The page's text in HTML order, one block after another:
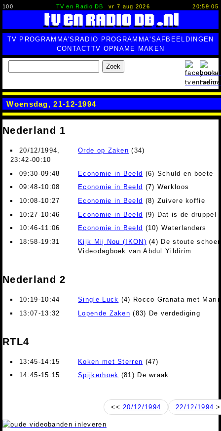
100 TV en Radio DB vr 7 aug 2026 20:59:05
TV PROGRAMMA'S RADIO PROGRAMMA'SAFBEELDINGEN
CONTACTTV OPNAME MAKEN
Zoek
Woensdag, 21-12-1994
Nederland 1
20/12/1994,
23:42-00:10
Orde op Zaken (34)
09:30-09:48 Economie in Beeld (6) Schuld en boete
09:48-10:08
Economie in Beeld (7) Werkloos
10:08-10:27
Economie in Beeld (8) Zuivere koffie
10:27-10:46
Economie in Beeld (9) Dat is de druppel
10:46-11:06
Economie in Beeld (10) Waterlanders
18:58-19:31
Kijk Mij Nou (IKON) (4) De stoute
Videodagboek van Abdul Yildirim
Nederland 2
10:19-10:44 Single Luck (4) Rocco Granata met
13:07-13:32
Lopende Zaken (83) De verdediging
RTL4
13:45-14:15 Koken met Sterren (47)
14:45-15:15
Spijkerhoek (81) De wraak
<< 20/12/1994 22/12/1994